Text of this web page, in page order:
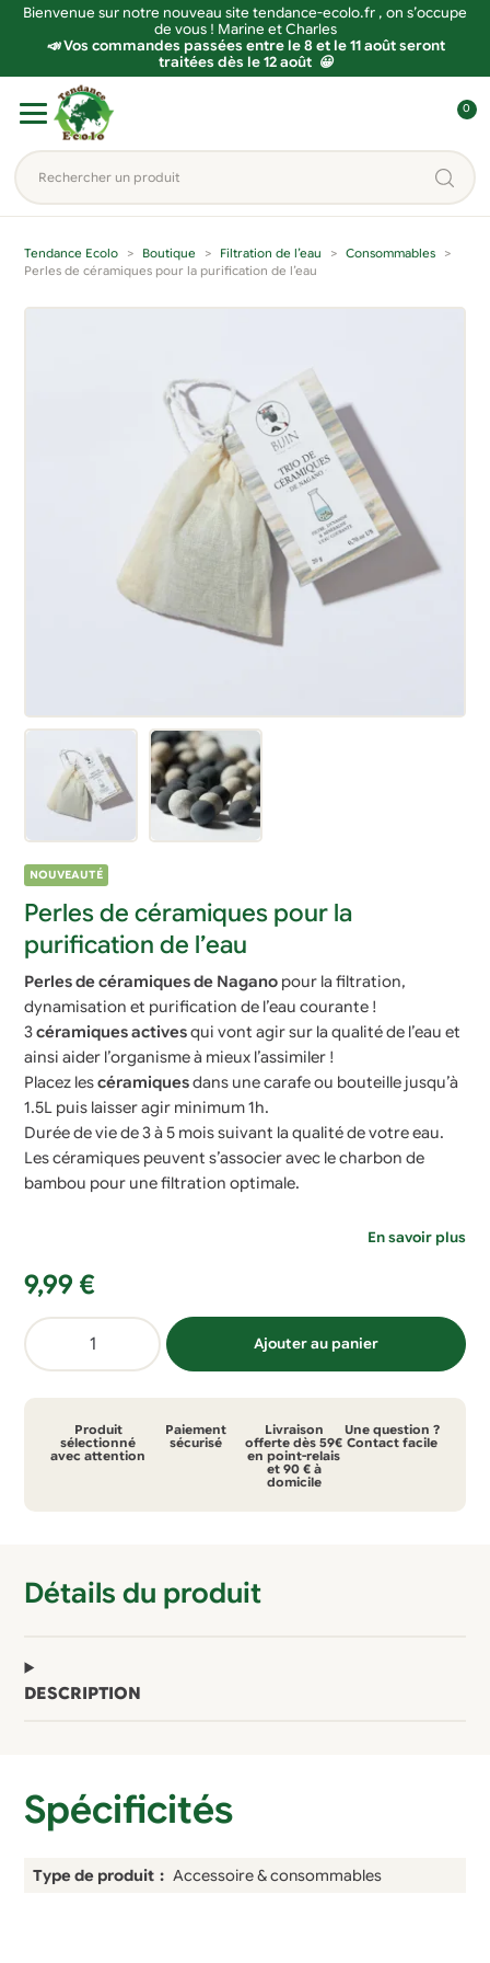
Bienvenue sur notre nouveau site tendance-ecolo.fr , on s’occupe
de vous ! Marine et Charles
📣 Vos commandes passées entre le 8 et le 11 août seront
traitées dès le 12 août 😀
navigation
contenu
Rechercher
un
produit...
o
n
0
Tendance Ecolo Boutique Filtration de l’eau
Consommables
Perles de céramiques pour la purification de l’eau
NOUVEAUTÉ
Perles de céramiques pour la
purification de l’eau
Perles de céramiques de Nagano pour la filtration,
dynamisation et purification de l’eau courante !
3céramiques activesqui vont agir sur la qualité de l’eau et
ainsi aider l’organisme à mieux l’assimiler !
Placez lescéramiquesdans une carafe ou bouteille jusqu’à
1.5L puis laisser agir minimum 1h.
Durée de vie de 3 à 5 mois suivant la qualité de votre eau.
Les céramiques peuvent s’associer avec le charbon de
bambou pour une filtration optimale.
En savoir plus
9,99 €
quantité
de
céramiques
l'eau
Ajouter au panier
Produit
sélectionné
avec attention
Paiement
sécurisé
Livraison
offerte dès 59€
en point-relais
et 90 € à
domicile
Une question ?
Contact facile
Détails du produit
DESCRIPTION
Spécificités
Type de produit Accessoire & consommables